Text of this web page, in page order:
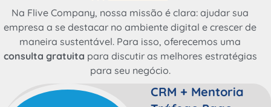
Na Flive Company, nossa missão é clara: ajudar sua
empresa a se destacar no ambiente digital e crescer de
maneira sustentável. Para isso, oferecemos uma
consulta gratuita para discutir as melhores estratégias
para seu negócio.
CRM + Mentoria